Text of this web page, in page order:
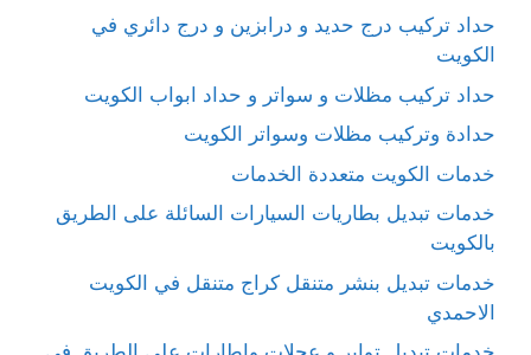
حداد تركيب درج حديد و درابزين و درج دائري في
الكويت
حداد تركيب مظلات و سواتر و حداد ابواب الكويت
حدادة وتركيب مظلات وسواتر الكويت
خدمات الكويت متعددة الخدمات
خدمات تبديل بطاريات السيارات السائلة على الطريق
بالكويت
خدمات تبديل بنشر متنقل كراج متنقل في الكويت
الاحمدي